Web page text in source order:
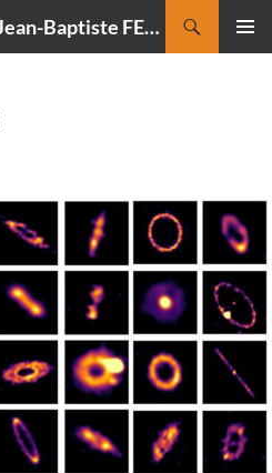
CIELMANIA : le blog de Jean-Baptiste FELDMANN, photographe du ciel